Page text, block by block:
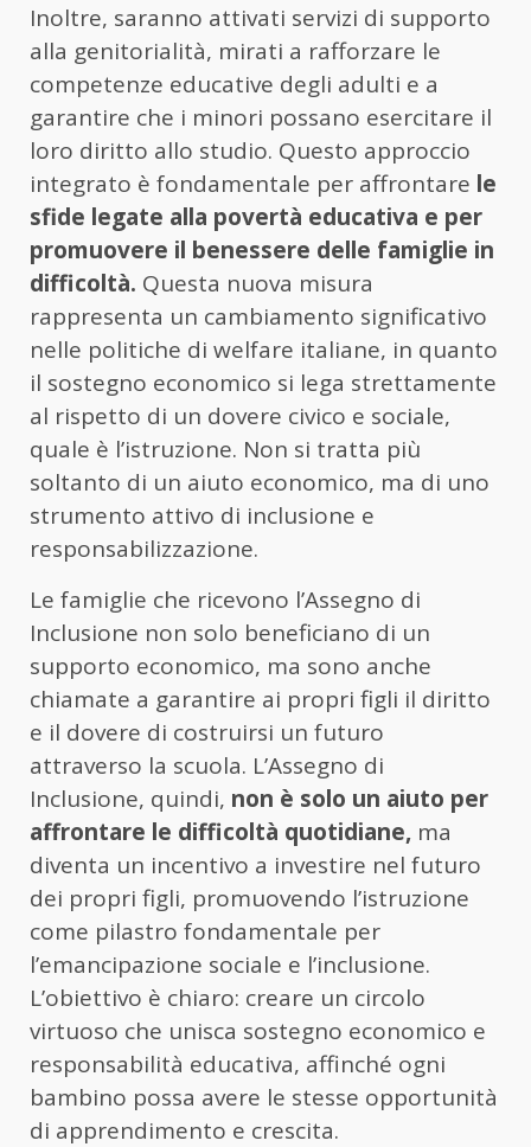
Inoltre, saranno attivati servizi di supporto
alla genitorialità, mirati a rafforzare le
competenze educative degli adulti e a
garantire che i minori possano esercitare il
loro diritto allo studio. Questo approccio
integrato è fondamentale per affrontare le
sfide legate alla povertà educativa e per
promuovere il benessere delle famiglie in
difficoltà. Questa nuova misura
rappresenta un cambiamento significativo
nelle politiche di welfare italiane, in quanto
il sostegno economico si lega strettamente
al rispetto di un dovere civico e sociale,
quale è l’istruzione. Non si tratta più
soltanto di un aiuto economico, ma di uno
strumento attivo di inclusione e
responsabilizzazione.
Le famiglie che ricevono l’Assegno di
Inclusione non solo beneficiano di un
supporto economico, ma sono anche
chiamate a garantire ai propri figli il diritto
e il dovere di costruirsi un futuro
attraverso la scuola. L’Assegno di
Inclusione, quindi, non è solo un aiuto per
affrontare le difficoltà quotidiane, ma
diventa un incentivo a investire nel futuro
dei propri figli, promuovendo l’istruzione
come pilastro fondamentale per
l’emancipazione sociale e l’inclusione.
L’obiettivo è chiaro: creare un circolo
virtuoso che unisca sostegno economico e
responsabilità educativa, affinché ogni
bambino possa avere le stesse opportunità
di apprendimento e crescita.